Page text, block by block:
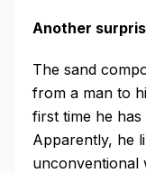
Another
The sand
from a man to
first time he has
Apparently, he
unconventional